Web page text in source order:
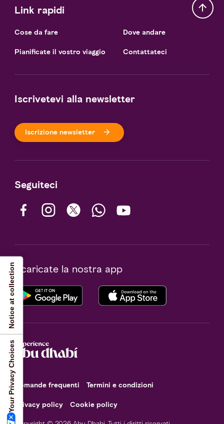
Link rapidi
Cose da fare
Pianificate il vostro viaggio
Dove andare
Contattateci
Iscrivetevi alla newsletter
Iscrizione newsletter
Seguiteci
Scaricate la nostra app
Domande frequenti Termini e condizioni
Privacy policy Cookie policy
Your Privacy Choices
Notice at collection